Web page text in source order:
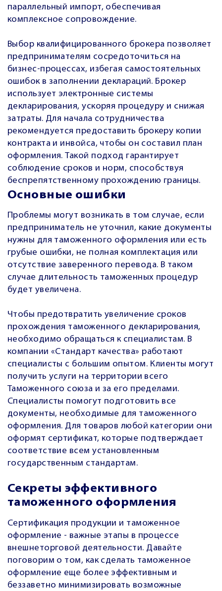
параллельный импорт, обеспечивая
комплексное сопровождение.
Выбор квалифицированного брокера позволяет
предпринимателям сосредоточиться на
бизнес-процессах, избегая самостоятельных
ошибок в заполнении деклараций. Брокер
использует электронные системы
декларирования, ускоряя процедуру и снижая
затраты. Для начала сотрудничества
рекомендуется предоставить брокеру копии
контракта и инвойса, чтобы он составил план
оформления. Такой подход гарантирует
соблюдение сроков и норм, способствуя
беспрепятственному прохождению границы.
Основные ошибки
Проблемы могут возникать в том случае, если
предприниматель не уточнил, какие документы
нужны для таможенного оформления или есть
грубые ошибки, не полная комплектация или
отсутствие заверенного перевода. В таком
случае длительность таможенных процедур
будет увеличена.
Чтобы предотвратить увеличение сроков
прохождения таможенного декларирования,
необходимо обращаться к специалистам. В
компании «Стандарт качества» работают
специалисты с большим опытом. Клиенты могут
получить услуги на территории всего
Таможенного союза и за его пределами.
Специалисты помогут подготовить все
документы, необходимые для таможенного
оформления. Для товаров любой категории они
оформят сертификат, которые подтверждает
соответствие всем установленным
государственным стандартам.
Секреты эффективного
таможенного оформления
Сертификация продукции и таможенное
оформление - важные этапы в процессе
внешнеторговой деятельности. Давайте
поговорим о том, как сделать таможенное
оформление еще более эффективным и
беззаветно минимизировать возможные